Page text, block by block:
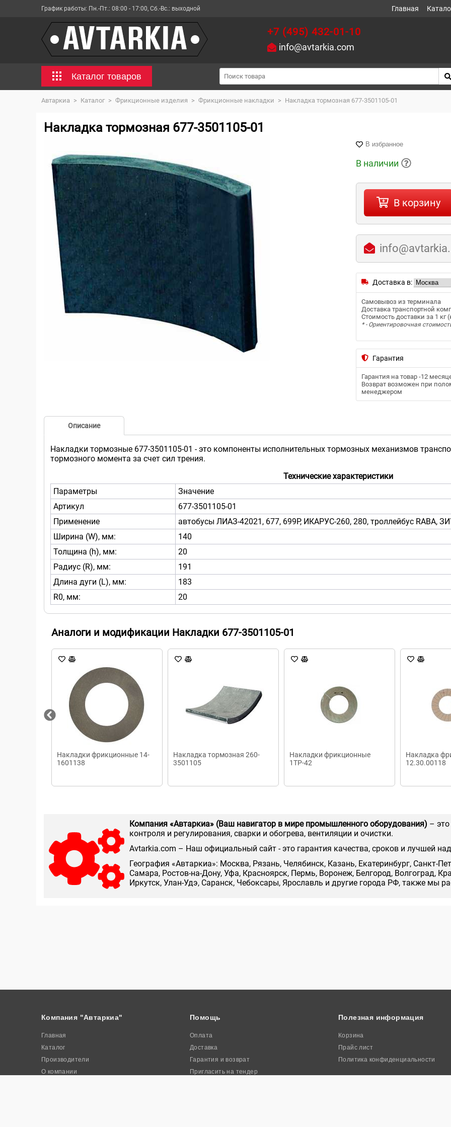
График работы: Пн.-Пт.: 08:00 - 17:00, Сб.-Вс.: выходной Главная
+7 (495) 432-01-10
info@avtarkia.com
Каталог товаров
Автаркиа > Каталог > Фрикционные изделия > Фрикционные накладки > Накладка тормозная 677-3501105-01
Накладка тормозная 677-3501105-01
В избранное
В наличии
В корзину
Доставка в:
Самовывоз из терминала
Доставка транспортной
Стоимость доставки за 1 кг
* - Ориентировочная
Гарантия
Гарантия на товар -12
Возврат возможен при
менеджером
Описание
Накладки тормозные 677-3501105-01 - это компоненты исполнительных тормозных механизмов
тормозного момента за счет сил трения.
Технические характеристики
Параметры
Значение
Артикул
677-3501105-01
Применение
автобусы ЛИАЗ-42021, 677, 699Р, ИКАРУС-260, 280, троллейбус RABA,
Ширина (W), мм:
140
Толщина (h), мм:
20
Радиус (R), мм:
191
Длина дуги (L), мм:
183
R0, мм:
20
Аналоги и модификации Накладки 677-3501105-01
Накладки фрикционные 14-
1601138
Накладка тормозная 260-
3501105
Накладки фрикционные
1ТР-42
Накладка
12.30.00118
Компания «Автаркиа» (Ваш навигатор в мире промышленного оборудования) –
контроля и регулирования, сварки и обогрева, вентиляции и очистки.
Аvtarkia.com – Наш официальный сайт - это гарантия качества, сроков и лучшей
География «Автаркиа»: Москва, Рязань, Челябинск, Казань, Екатеринбург, Санкт-
Самара, Ростов-на-Дону, Уфа, Красноярск, Пермь, Воронеж, Белгород, Волгоград,
Иркутск, Улан-Удэ, Саранск, Чебоксары, Ярославль и другие города РФ, также мы
Компания "Автаркиа"
Главная
Каталог
Производители
О компании
Помощь
Оплата
Доставка
Гарантия и возврат
Пригласить на тендер
Полезная информация
Корзина
Прайс лист
Политика конфиденциальности